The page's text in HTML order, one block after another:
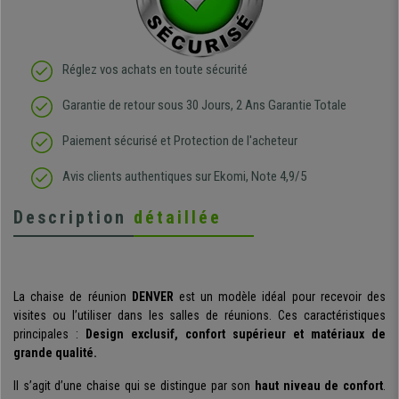
Réglez vos achats en toute sécurité
Garantie de retour sous 30 Jours, 2 Ans Garantie Totale
Paiement sécurisé et Protection de l'acheteur
Avis clients authentiques sur Ekomi, Note 4,9/5
Description détaillée
La chaise de réunion DENVER est un modèle idéal pour recevoir des
visites ou l’utiliser dans les salles de réunions. Ces caractéristiques
principales :
Design exclusif, confort supérieur et matériaux de
grande qualité.
Il s’agit d’une chaise qui se distingue par son haut niveau de confort.